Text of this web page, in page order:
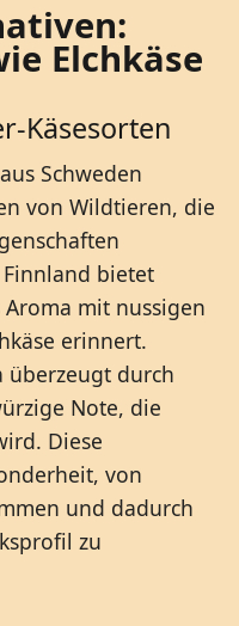
Elchkäse
Käsesorten
Schweden
von Wildtieren, die
bietet
mit nussigen
erinnert.
überzeugt durch
Note, die
Diese
von
und dadurch
zu